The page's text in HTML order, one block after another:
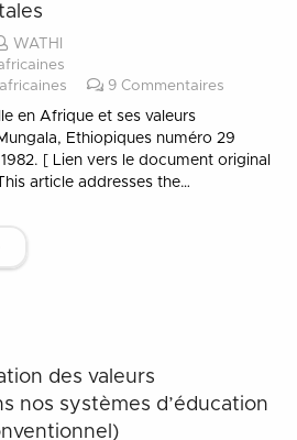
WATHI
9 Commentaires
en Afrique et ses valeurs
Ethiopiques numéro 29
[ Lien vers le document original
article addresses the…
des valeurs
nos systèmes d’éducation